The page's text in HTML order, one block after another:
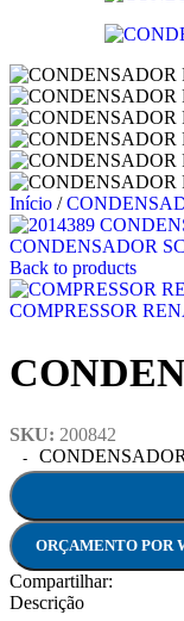
Início /
CONDENSADOR
Back to products
COMPRESSOR
SKU: 200842
ORÇAMENTO POR
Compartilhar:
Descrição